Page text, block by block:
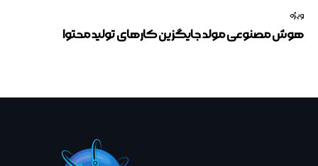
ویژه
هوش مصنوعی مولد جایگزین کارهای تولید محتوا